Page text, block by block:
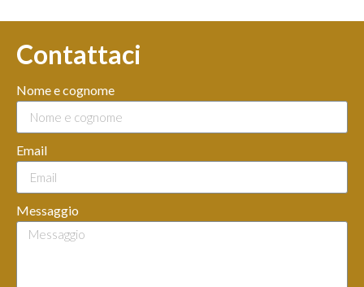
Contattaci
Nome e cognome
Email
Messaggio